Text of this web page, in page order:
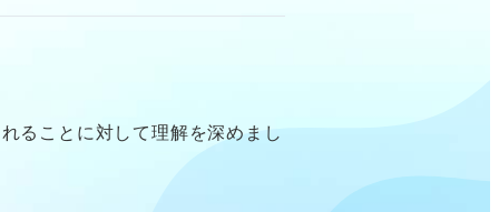
ることに対して理解を深めまし